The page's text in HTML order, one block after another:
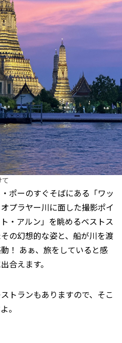
ポーのすぐそばにある「ワッ
プラヤー川に面した撮影ポイ
・アルン」を眺めるベストス
の幻想的な姿と、船が川を渡
！ あぁ、旅をしていると感
合えます。
トランもありますので、そこ
。